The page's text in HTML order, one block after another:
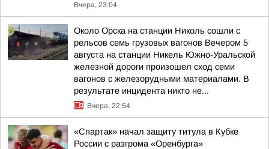
Вчера, 23:04
Около Орска на станции Николь сошли с
рельсов семь грузовых вагонов Вечером 5
августа на станции Никель Южно-Уральской
железной дороги произошел сход семи
вагонов с железорудными материалами. В
результате инцидента никто не...
Вчера, 22:54
«Спартак» начал защиту титула в Кубке
России с разгрома «Оренбурга»